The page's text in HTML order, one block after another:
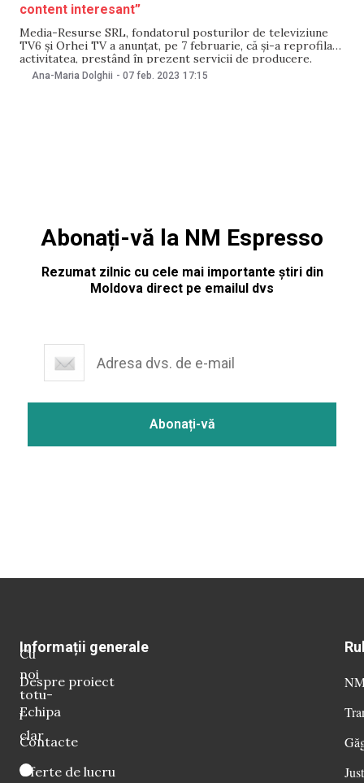
content interesant”
Media-Resurse SRL, fondatorul posturilor de televiziune
TV6 și Orhei TV a anunțat, pe 7 februarie, că și-a reprofilat
activitatea, prestând în prezent servicii de producere.
Reprezentanții companiei au precizat că unul din primii lor
clienți a devenit postul de televiziune Orizont TV. Media-
Ana-Maria Dolghii - 07 feb. 2023 17:15
Abonați-vă la NM Espresso
Rezumat zilnic cu cele mai importante știri din
Moldova direct pe emailul dvs
Cu
noi
totu-
i
clar
Informații generale
Despre proiect
Echipa
Contacte
Oferte de lucru